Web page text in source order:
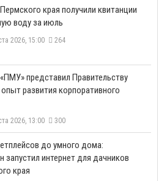
края получили квитанции
воду за июль
2026, 15:00 264
представил Правительству
опыт развития корпоративного
2026, 13:00 300
до умного дома:
запустил интернет для дачников
края